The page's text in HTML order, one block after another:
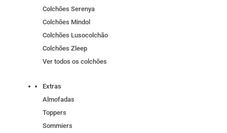
Colchões Serenya
Colchões Mindol
Colchões Lusocolchão
Colchões Zleep
Ver todos os colchões
Extras
Almofadas
Toppers
Sommiers